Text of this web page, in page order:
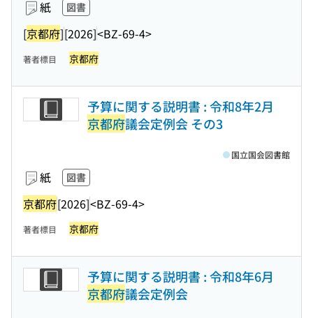
紙 図書
[京都府][2026]<BZ-69-4>
著者標目 京都府
予算に関する説明書 : 令和8年2月
京都府議会定例会 その3
紙 図書
京都府[2026]<BZ-69-4>
国立国会図書館
著者標目 京都府
予算に関する説明書 : 令和8年6月
京都府議会定例会